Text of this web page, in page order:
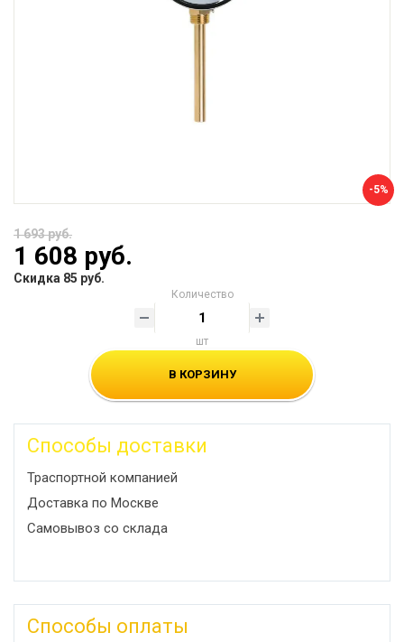
-5%
1 693 руб.
1 608 руб.
Скидка 85 руб.
Количество
шт
В КОРЗИНУ
Способы доставки
Траспортной компанией
Доставка по Москве
Самовывоз со склада
Способы оплаты